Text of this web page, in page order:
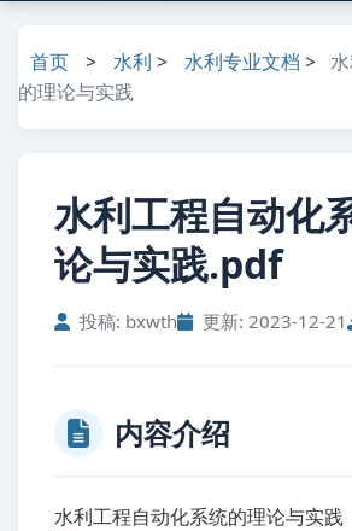
首页 > 水利 > 水利专业文档 >
的理论与实践
水利工程自动化
论与实践.pdf
投稿: bxwth 更新: 2023-12-21
内容介绍
水利工程自动化系统的理论与实践